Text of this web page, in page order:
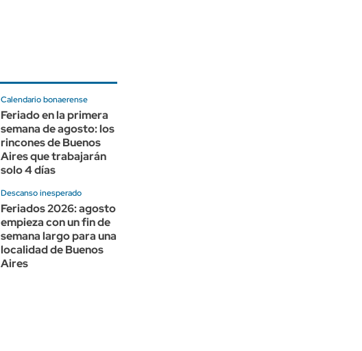
Calendario bonaerense
Feriado en la primera
semana de agosto: los
rincones de Buenos
Aires que trabajarán
solo 4 días
Descanso inesperado
Feriados 2026: agosto
empieza con un fin de
semana largo para una
localidad de Buenos
Aires